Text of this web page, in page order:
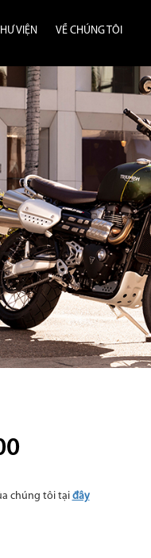
VIỆN VỀ CHÚNG TÔI
chúng tôi tại đây